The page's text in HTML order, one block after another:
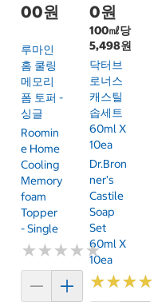
00원
루마인
홈 쿨링
메모리
폼 토퍼 -
싱글
Roomin
E Home
Cooling
Memory
Foam
Topper
- Single
★★★★★
★★★★★
0원
100㎖당
5,498원
닥터브
로너스
캐스틸
솝세트
60ml X
10ea
Dr.Bron
Ner's
Castile
Soap
Set
60ml X
10ea
★★★★
★★★★